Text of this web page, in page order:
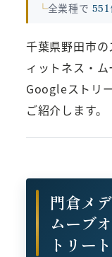
全業種で
千葉県野田市
ィットネス・
Googleストリ
ご紹介します。
門倉メ
ムーブ
トリー